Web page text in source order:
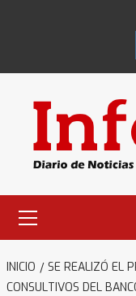
primario
INICIO
SE REALIZÓ EL
CONSULTIVOS DEL